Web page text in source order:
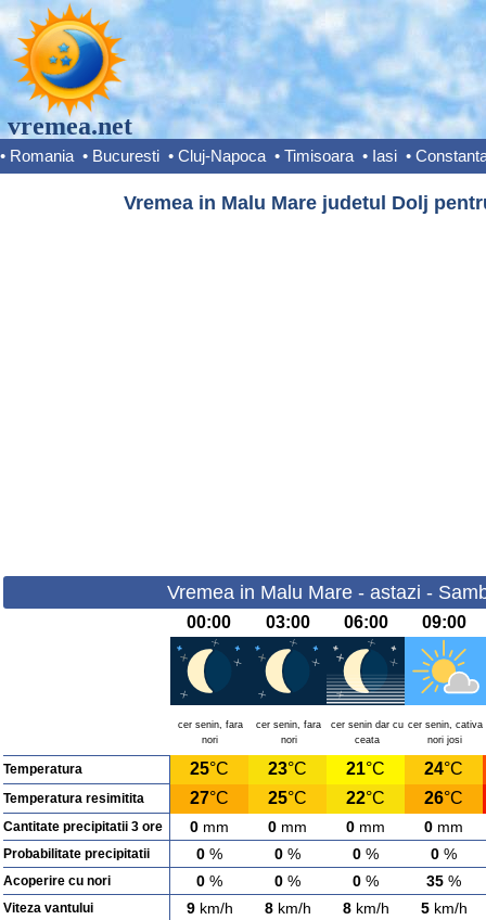
vremea.net
• Romania • Bucuresti • Cluj-Napoca • Timisoara • Iasi •
Vremea in Malu Mare judetul Dolj
Vremea in Malu Mare - astazi -
00:00 03:00 06:00 09:00
cer senin, fara
nori
cer senin, fara
nori
cer senin dar cu
ceata
cer senin, cativa
nori josi
Temperatura 25°C 23°C 21°C 24°C
Temperatura resimitita 27°C 25°C 22°C 26°C
Cantitate precipitatii 3 ore 0 mm 0 mm 0 mm 0 mm
Probabilitate precipitatii 0 % 0 % 0 % 0 %
Acoperire cu nori 0 % 0 % 0 % 35 %
Viteza vantului 9km/h 8km/h 8km/h 5km/h